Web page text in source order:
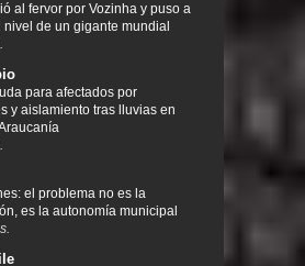
al fervor por Vozinha y puso a
de un gigante mundial
para afectados por
y aislamiento tras lluvias en
el problema no es la
es la autonomía municipal